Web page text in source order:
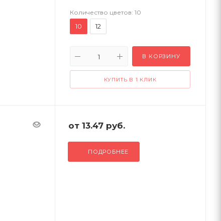
Количество цветов: 10
10 12
В КОРЗИНУ
КУПИТЬ В 1 КЛИК
от 13.47 руб.
ПОДРОБНЕЕ